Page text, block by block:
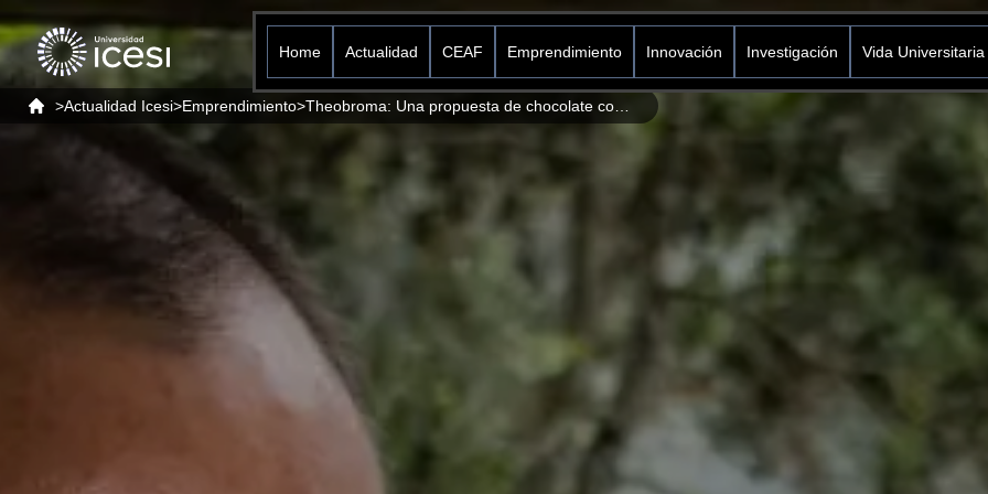
>Actualidad Icesi>Emprendimiento>
Home Actualidad CEAF Emprendimiento Innovación Investigación Vida Universitaria